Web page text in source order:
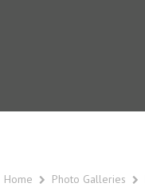
Home Photo Galleries